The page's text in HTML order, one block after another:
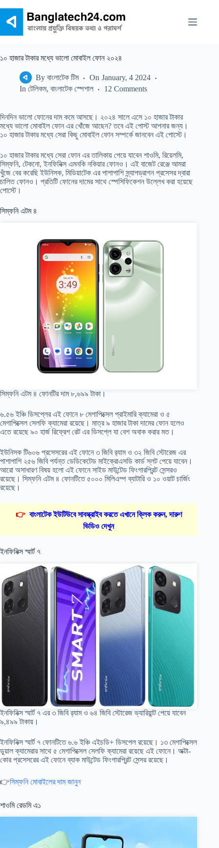
content
১০ হাজার টাকার মধ্যে ভালো মোবাইল ফোন ২০২৪
By বাংলাটেক টিম On January, 4 2024
In টেলিকম,বাংলাটেক স্পেশাল 12 Comments
দিনদিন ভালো ফোনের দাম কমে আসছে। ২০২৪ সালে এসে ১০ হাজার টাকার
মধ্যে ভালো মোবাইল ফোন এর খোঁজে আছেন? তবে এই পোস্ট আপনার জন্য।
১০ হাজার টাকার মধ্যে সেরা কিছু মোবাইল ফোন সম্পর্কে জানবেন এই পোস্টে।
১০ হাজার টাকার মধ্যে সেরা ফোন এর তালিকায় পেয়ে যাবেন শাওমি, রিয়েলমি,
সিম্ফনি, টেকনো, ইনফিনিক্স এমনকি নকিয়ার ফোনও। এই বাজেট রেঞ্জে আমরা
খুঁজে বের করেছি ইউনিসক, মিডিয়াটেক এর পাশাপাশি স্ন্যাপড্রাগন প্রসেসর দ্বারা
চালিত ফোনও। প্রতিটি ফোনের দামের সাথে স্পেসিফিকেশন উল্লেখ করা হয়েছে
পোস্টে।
সিম্ফনি এটম ৪
সিম্ফনি এটম ৪ ফোনটির দাম ৮,৬৯৯ টাকা।
৬.৫৬ ইঞ্চি ডিসপ্লের এই ফোনে ৮ মেগাপিক্সেল প্রাইমারি ক্যামেরা ও ৫
মেগাপিক্সেল সেলফি ক্যামেরা রয়েছে। মাত্র ৯ হাজার টাকা দামের ফোন হলেও
এতে রয়েছে ৯০ হার্জ রিফ্রেশ রেট এর ডিসপ্লে যা বেশ অবাক করার মত।
ইউনিসক টি৬০৬ প্রসেসরের এই ফোনে ৩ জিবি র‍্যাম ও ৩২ জিবি স্টোরেজ এর
পাশাপাশি ২৫৬ জিবি পর্যন্ত ডেডিকেটেড মাইক্রোএসডি কার্ড স্লট পেয়ে যাবেন।
আরো অসাধারণ বিষয় হলো এই ফোনে সাইড মাউন্টেড ফিংগারপ্রিন্ট সেন্সরও
রয়েছে। সিম্ফনি এটম ৪ ফোনটিতে ৫০০০ মিলিএম্প ব্যাটারি ও ১০ ওয়াট চার্জিং
রয়েছে।
👉 বাংলাটেক ইউটিউবে সাবস্ক্রাইব করতে এখানে ক্লিক করুন, দারুণ
ভিডিও দেখুন
ইনফিনিক্স স্মার্ট ৭
ইনফিনিক্স স্মার্ট ৭ এর ৩ জিবি র‍্যাম ও ৬৪ জিবি স্টোরেজ ভ্যারিয়ান্ট পেয়ে যাবেন
৯,৪৯৯ টাকায়।
ইনফিনিক্স স্মার্ট ৭ ফোনটিতে ৬.৬ ইঞ্চি এইচডি+ ডিসপেল রয়েছে। ১৩ মেগাপিক্সেল
ডুয়াল ক্যামেরার সাথে ৫ মেগাপিক্সেল সেলফি ক্যামেরা রয়েছে এই ফোনে। অক্টা-
কোর প্রসেসরের এই ফোনে ব্যাক মাউন্টেড ফিংগারপ্রিন্ট সেন্সর রয়েছে।
👉সিম্ফনি মোবাইলের দাম জানুন
শাওমি রেডমি এ১